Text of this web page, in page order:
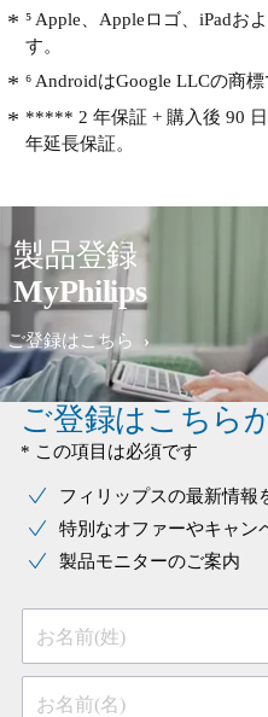
こは40秒間くらい。小さ
果的。3番目は，口の左右
を裏側から押す感じで，い
向から攻める。左右で40
残りの40秒間で，左右の頬
個所を見つけておき，次
こうすると，3分間で，上
とができる。ポイントは
く押しつけると，カミソリ
ので，軽く押しつけるの
点，新型のS9000シリーズ
ンサが付いているので，興
⁵ Apple、Appleロゴ、iPadお
す。
⁶ AndroidはGoogle LLCの商標
***** 2 年保証 + 購入後 90
年延長保証。
製品登録
MyPhilips
ご登録はこちら
ご登録はこちら
* この項目は必須です
フィリップスの最新情報
特別なオファーやキャン
製品モニターのご案内
お名前(姓)
お名前(名)